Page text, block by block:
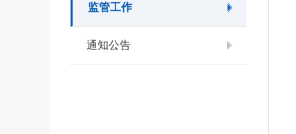
监管工作
通知公告